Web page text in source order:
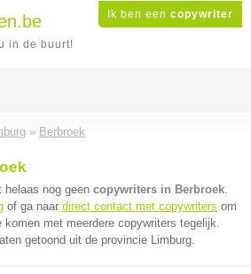
Ik ben een copywriter
in de buurt!
» Berbroek
helaas nog geen copywriters in Berbroek.
of ga naar direct contact met copywriters om
met meerdere copywriters tegelijk.
getoond uit de provincie Limburg.